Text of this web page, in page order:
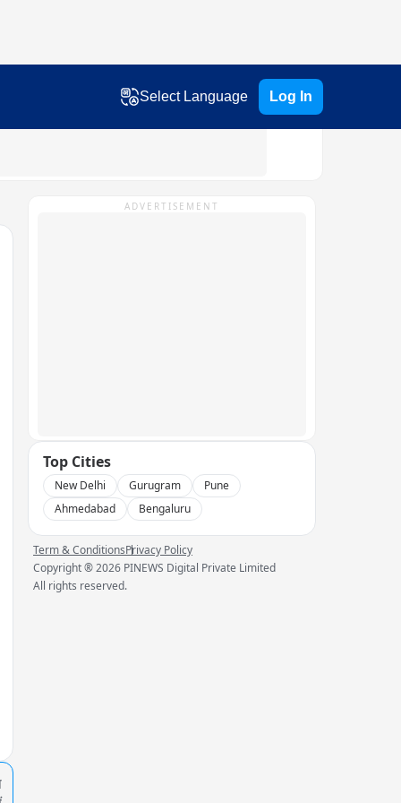
Select Language Log In
ADVERTISEMENT
Top Cities
New Delhi Gurugram
Pune
Ahmedabad
Bengaluru
Term & ConditionsPrivacy Policy
Copyright ®2026 PINEWS Digital Private Limited
All rights reserved.